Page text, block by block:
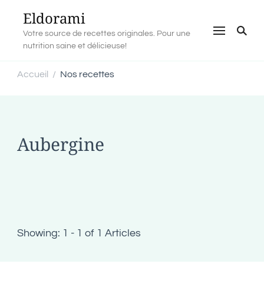
Eldorami
Votre source de recettes originales. Pour une
nutrition saine et délicieuse!
Accueil / Nos recettes
Aubergine
Showing: 1 - 1 of 1 Articles